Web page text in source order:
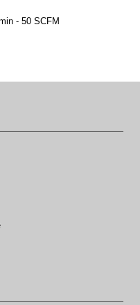
- 50 SCFM